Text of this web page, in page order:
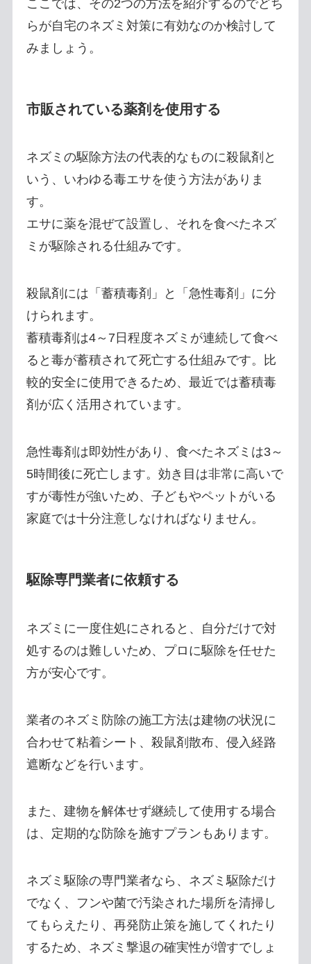
ここでは、その2つの方法を紹介するのでどち
らが自宅のネズミ対策に有効なのか検討して
みましょう。
市販されている薬剤を使用する
ネズミの駆除方法の代表的なものに殺鼠剤と
いう、いわゆる毒エサを使う方法がありま
す。
エサに薬を混ぜて設置し、それを食べたネズ
ミが駆除される仕組みです。
殺鼠剤には「蓄積毒剤」と「急性毒剤」に分
けられます。
蓄積毒剤は4～7日程度ネズミが連続して食べ
ると毒が蓄積されて死亡する仕組みです。比
較的安全に使用できるため、最近では蓄積毒
剤が広く活用されています。
急性毒剤は即効性があり、食べたネズミは3～
5時間後に死亡します。効き目は非常に高いで
すが毒性が強いため、子どもやペットがいる
家庭では十分注意しなければなりません。
駆除専門業者に依頼する
ネズミに一度住処にされると、自分だけで対
処するのは難しいため、プロに駆除を任せた
方が安心です。
業者のネズミ防除の施工方法は建物の状況に
合わせて粘着シート、殺鼠剤散布、侵入経路
遮断などを行います。
また、建物を解体せず継続して使用する場合
は、定期的な防除を施すプランもあります。
ネズミ駆除の専門業者なら、ネズミ駆除だけ
でなく、フンや菌で汚染された場所を清掃し
てもらえたり、再発防止策を施してくれたり
するため、ネズミ撃退の確実性が増すでしょ